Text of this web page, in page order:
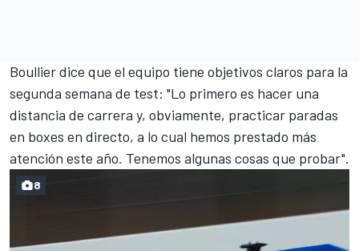
Boullier dice que el equipo tiene objetivos claros para la
segunda semana de test: "Lo primero es hacer una
distancia de carrera y, obviamente, practicar paradas
en boxes en directo, a lo cual hemos prestado más
atención este año. Tenemos algunas cosas que probar".
8